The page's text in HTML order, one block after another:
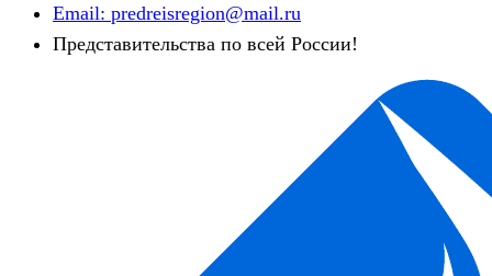
Email: predreisregion@mail.ru
Представительства по всей России!